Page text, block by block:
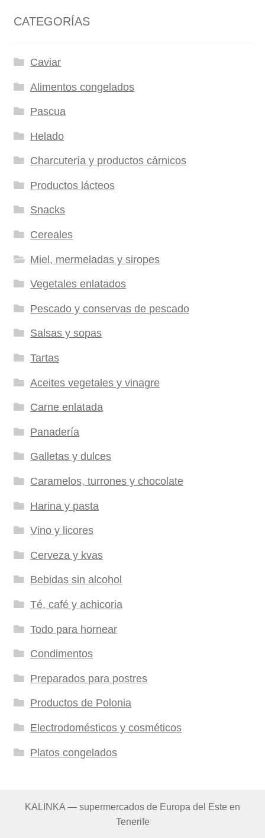
CATEGORÍAS
Caviar
Alimentos congelados
Pascua
Helado
Charcutería y productos cárnicos
Productos lácteos
Snacks
Cereales
Miel, mermeladas y siropes
Vegetales enlatados
Pescado y conservas de pescado
Salsas y sopas
Tartas
Aceites vegetales y vinagre
Carne enlatada
Panadería
Galletas y dulces
Caramelos, turrones y chocolate
Harina y pasta
Vino y licores
Cerveza y kvas
Bebidas sin alcohol
Té, café y achicoria
Todo para hornear
Condimentos
Preparados para postres
Productos de Polonia
Electrodomésticos y cosméticos
Platos congelados
KALINKA — supermercados de Europa del Este en
Tenerife